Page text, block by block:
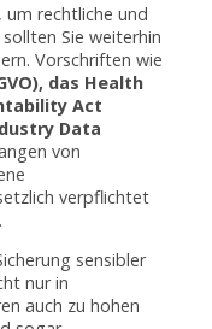
um rechtliche und
Sie weiterhin
Vorschriften wie
das Health
Act
Data
von
verpflichtet
sensibler
nur in
auch zu hohen